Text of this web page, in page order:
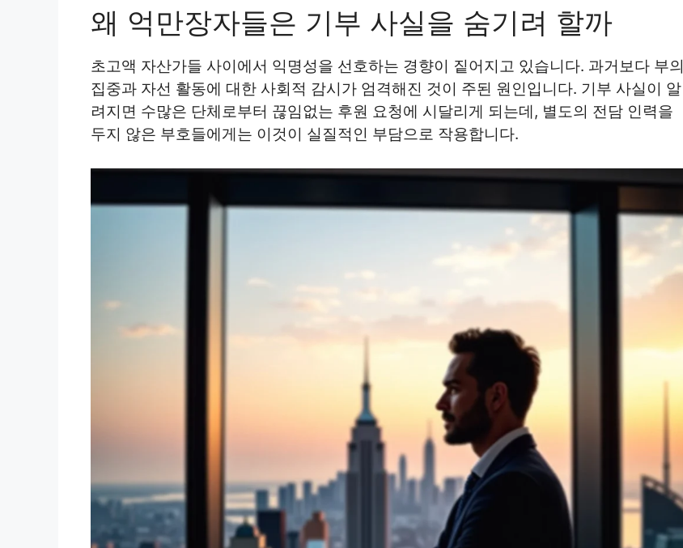
왜 억만장자들은 기부 사실을 숨기려 할까
초고액 자산가들 사이에서 익명성을 선호하는 경향이 짙어지고 있습니다. 과거보다 부의
집중과 자선 활동에 대한 사회적 감시가 엄격해진 것이 주된 원인입니다. 기부 사실이 알
려지면 수많은 단체로부터 끊임없는 후원 요청에 시달리게 되는데, 별도의 전담 인력을
두지 않은 부호들에게는 이것이 실질적인 부담으로 작용합니다.